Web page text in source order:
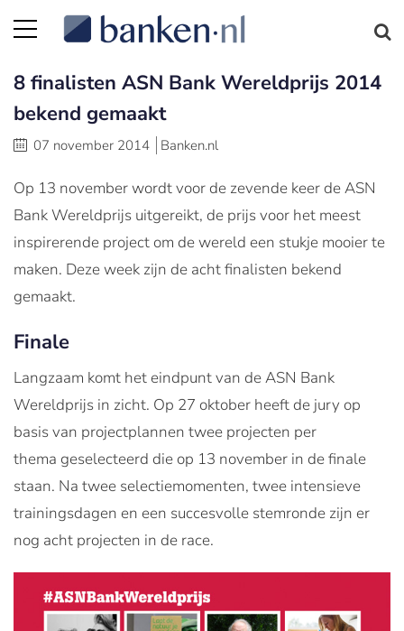
8 finalisten ASN Bank Wereldprijs 2014
bekend gemaakt
07 november 2014 Banken.nl
Op 13 november wordt voor de zevende keer de ASN
Bank Wereldprijs uitgereikt, de prijs voor het meest
inspirerende project om de wereld een stukje mooier te
maken. Deze week zijn de acht finalisten bekend
gemaakt.
Finale
Langzaam komt het eindpunt van de ASN Bank
Wereldprijs in zicht. Op 27 oktober heeft de jury op
basis van projectplannen twee projecten per
thema geselecteerd die op 13 november in de finale
staan. Na twee selectiemomenten, twee intensieve
trainingsdagen en een succesvolle stemronde zijn er
nog acht projecten in de race.